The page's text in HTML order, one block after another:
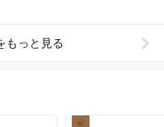
もっと見る